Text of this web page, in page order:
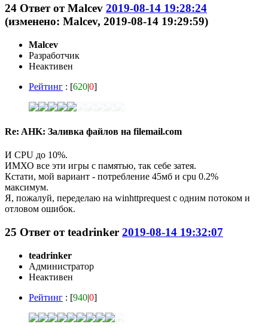
24 Ответ отMalcev 2019-08-14 19:28:24
(изменено: Malcev, 2019-08-14 19:29:59)
Malcev
Разработчик
Неактивен
Рейтинг : [620|0]
Re: AHK: Заливка файлов на filemail.com
И CPU до 10%.
ИМХО все эти игры с памятью, так себе затея.
Кстати, мой вариант - потребление 45мб и cpu 0.2%
максимум.
Я, пожалуй, переделаю на winhttprequest с одним потоком и
отловом ошибок.
25 Ответ отteadrinker 2019-08-14 19:32:07
teadrinker
Администратор
Неактивен
Рейтинг : [940|0]